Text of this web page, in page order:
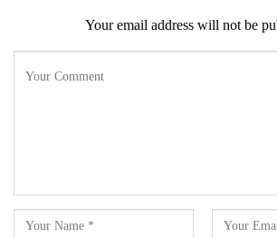
Your email address will not be